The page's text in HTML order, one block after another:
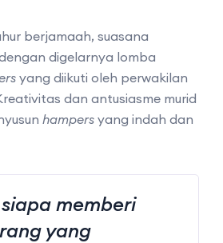
berjamaah, suasana
digelarnya lomba
yang diikuti oleh perwakilan
dan antusiasme murid
hampers yang indah dan
memberi
yang